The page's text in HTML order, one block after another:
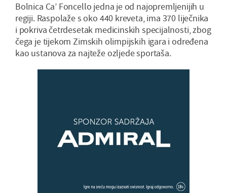
Bolnica Ca’ Foncello jedna je od najopremljenijih u
regiji. Raspolaže s oko 440 kreveta, ima 370 liječnika
i pokriva četrdesetak medicinskih specijalnosti, zbog
čega je tijekom Zimskih olimpijskih igara i određena
kao ustanova za najteže ozljede sportaša.